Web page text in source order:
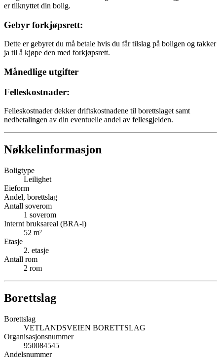
er tilknyttet din bolig.
Gebyr forkjøpsrett:
Dette er gebyret du må betale hvis du får tilslag på boligen og takker
ja til å kjøpe den med forkjøpsrett.
Månedlige utgifter
Felleskostnader:
Felleskostnader dekker driftskostnadene til borettslaget samt
nedbetalingen av din eventuelle andel av fellesgjelden.
Nøkkelinformasjon
Boligtype
Leilighet
Eieform
Andel, borettslag
Antall soverom
1 soverom
Internt bruksareal (BRA-i)
52 m²
Etasje
2. etasje
Antall rom
2 rom
Borettslag
Borettslag
VETLANDSVEIEN BORETTSLAG
Organisasjonsnummer
950084545
Andelsnummer